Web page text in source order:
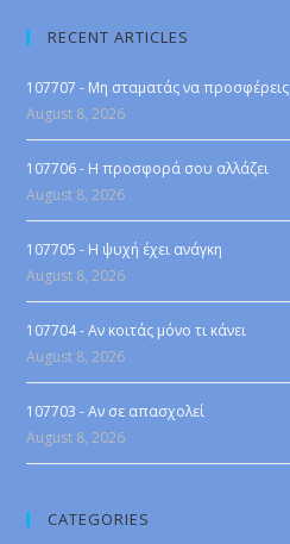
RECENT ARTICLES
107707 - Μη σταματάς να προσφέρεις
August 8, 2026
107706 - Η προσφορά σου αλλάζει
August 8, 2026
107705 - Η ψυχή έχει ανάγκη
August 8, 2026
107704 - Αν κοιτάς μόνο τι κάνει
August 8, 2026
107703 - Αν σε απασχολεί
August 8, 2026
CATEGORIES